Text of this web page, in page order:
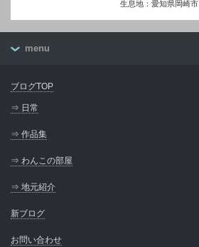
生息地：愛知県岡崎市
menu
ブログTOP
⇒ 日常
⇒ 作品集
⇒ わんこの部屋
⇒ 地元紹介
新ブログ
お問い合わせ